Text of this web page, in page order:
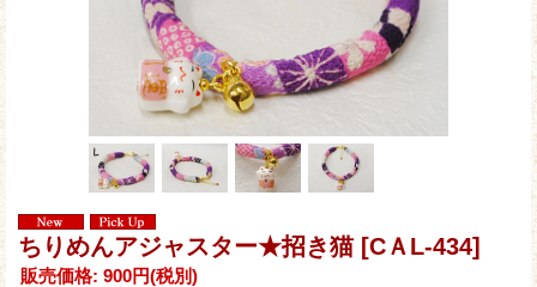
ちりめんアジャスター★招き猫 [CＡL-434]
販売価格: 900円(税別)